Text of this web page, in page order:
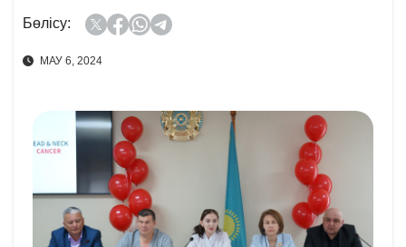
Бөлісу:
МАУ 6, 2024